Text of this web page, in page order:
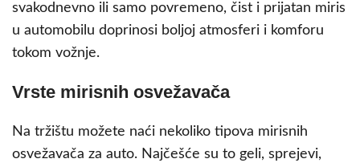
svakodnevno ili samo povremeno, čist i prijatan miris
u automobilu doprinosi boljoj atmosferi i komforu
tokom vožnje.
Vrste mirisnih osvežavača
Na tržištu možete naći nekoliko tipova mirisnih
osvežavača za auto. Najčešće su to geli, sprejevi,